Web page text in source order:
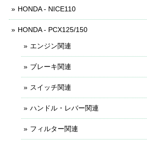
HONDA - NICE110
HONDA - PCX125/150
エンジン関連
ブレーキ関連
スイッチ関連
ハンドル・レバー関連
フィルター関連